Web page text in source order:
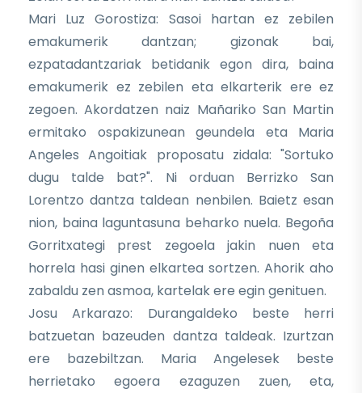
Mari Luz Gorostiza: Sasoi hartan ez zebilen
emakumerik dantzan; gizonak bai,
ezpatadantzariak betidanik egon dira, baina
emakumerik ez zebilen eta elkarterik ere ez
zegoen. Akordatzen naiz Mañariko San Martin
ermitako ospakizunean geundela eta Maria
Angeles Angoitiak proposatu zidala: "Sortuko
dugu talde bat?". Ni orduan Berrizko San
Lorentzo dantza taldean nenbilen. Baietz esan
nion, baina laguntasuna beharko nuela. Begoña
Gorritxategi prest zegoela jakin nuen eta
horrela hasi ginen elkartea sortzen. Ahorik aho
zabaldu zen asmoa, kartelak ere egin genituen.
Josu Arkarazo: Durangaldeko beste herri
batzuetan bazeuden dantza taldeak. Izurtzan
ere bazebiltzan. Maria Angelesek beste
herrietako egoera ezaguzen zuen, eta,